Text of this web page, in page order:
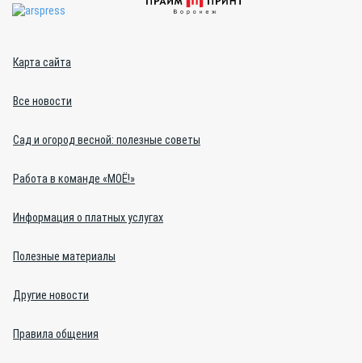
Карта сайта
Все новости
Сад и огород весной: полезные советы
Работа в команде «МОЁ!»
Информация о платных услугах
Полезные материалы
Другие новости
Правила общения